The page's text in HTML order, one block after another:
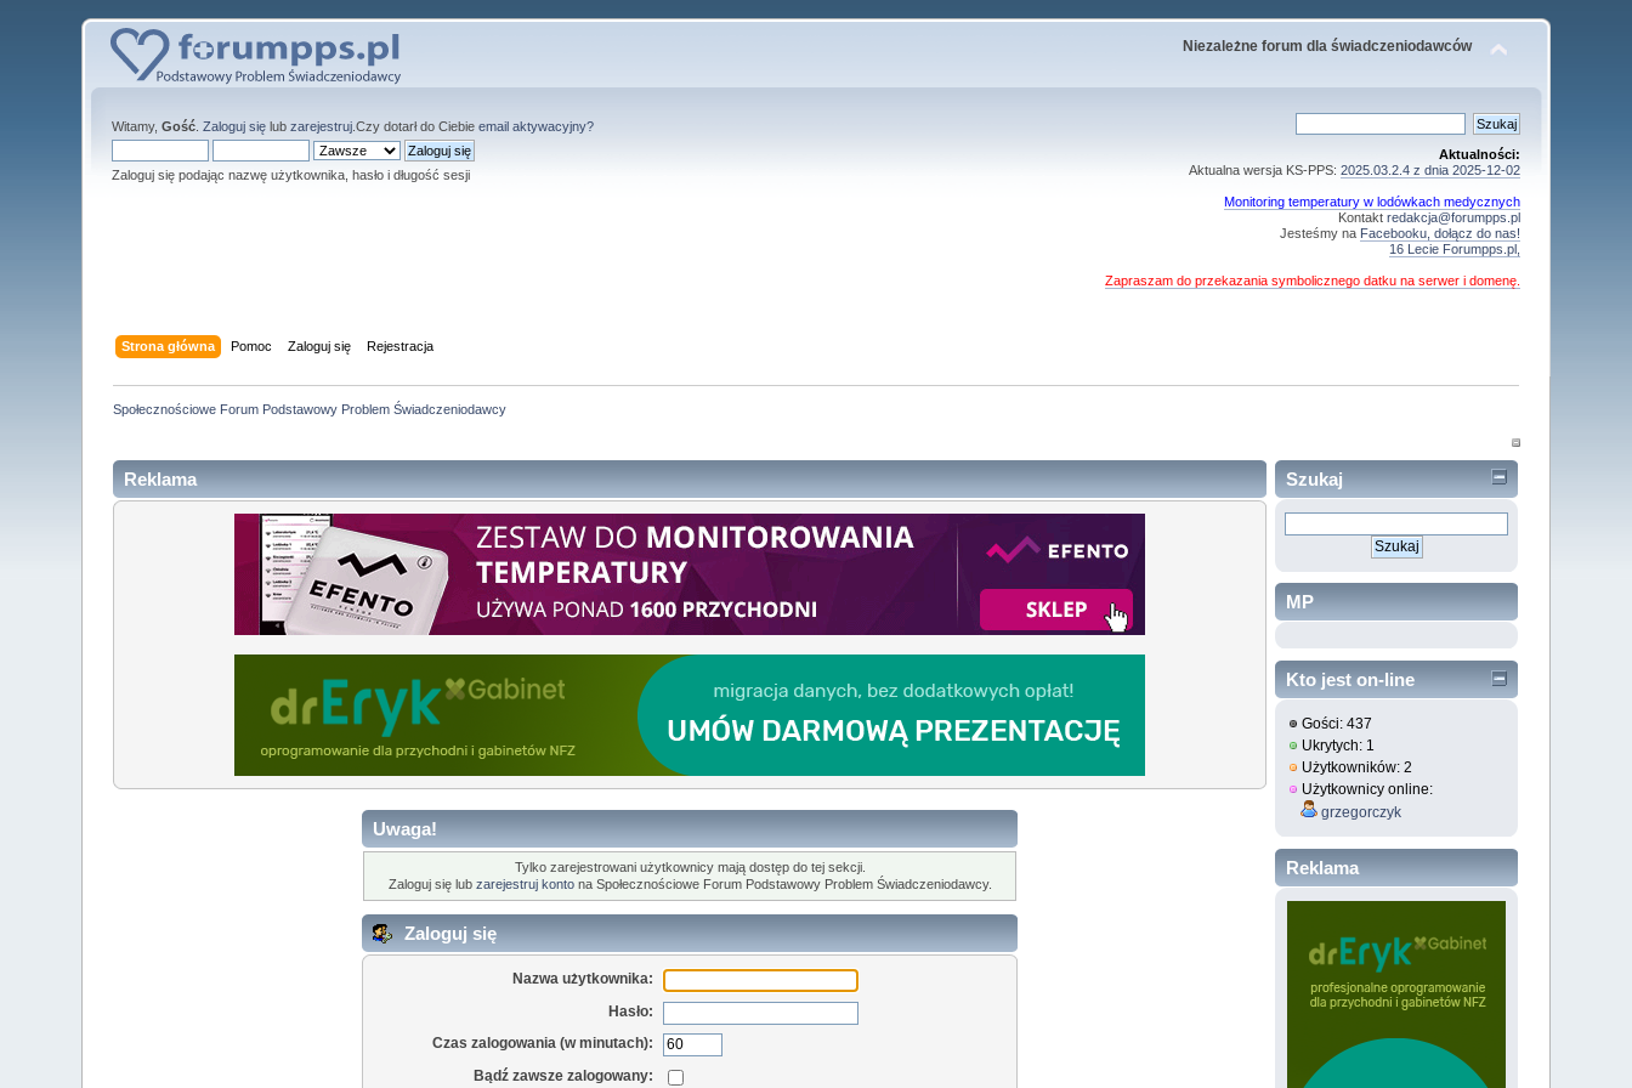
Niezależne forum dla świadczeniodawców
Witamy,Gość .Zaloguj się lubzarejestruj .Czy dotarł do Ciebieemail aktywacyjny?
Zaloguj się podając nazwę użytkownika, hasło i długość sesji
Aktualności:
Aktualna wersja KS-PPS: 2025.03.2.4 z dnia 2025-12-02
Monitoring temperatury w lodówkach medycznych
Kontakt redakcja@forumpps.pl
Jesteśmy na Facebooku, dołącz do nas!
16 Lecie Forumpps.pl,
Zapraszam do przekazania symbolicznego datku na serwer i domenę.
Strona główna Pomoc Zaloguj się Rejestracja
Społecznościowe Forum Podstawowy Problem Świadczeniodawcy
Reklama
Uwaga!
Tylko zarejestrowani użytkownicy mają dostęp do tej sekcji.
Zaloguj się lub zarejestruj kontona Społecznościowe Forum Podstawowy Problem Świadczeniodawcy.
Zaloguj się
Nazwa użytkownika:
Hasło:
Czas zalogowania (w minutach):
Bądź zawsze zalogowany:
Szukaj
MP
Kto jest on-line
Gości: 437
Ukrytych: 1
Użytkowników: 2
Użytkownicy online:
grzegorczyk
Reklama